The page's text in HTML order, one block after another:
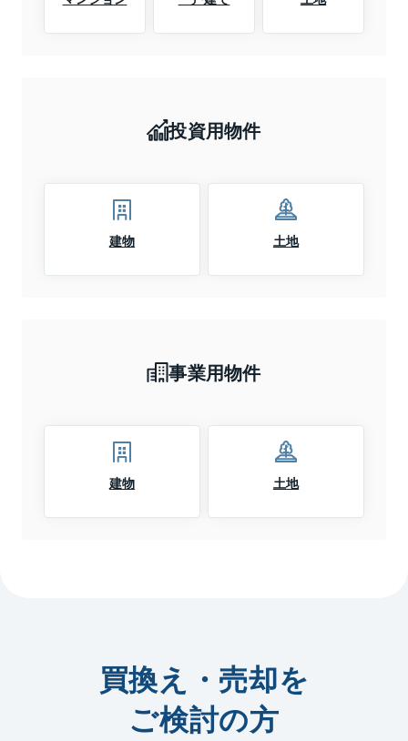
投資用物件
建物 土地
事業用物件
建物 土地
買換え・売却を
ご検討の方